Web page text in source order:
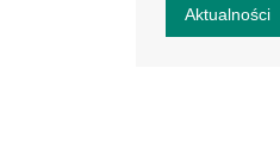
Aktualności